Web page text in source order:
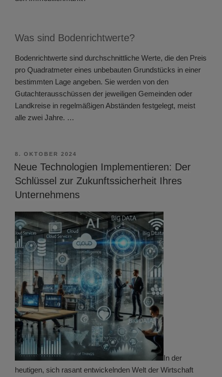
Was sind Bodenrichtwerte?
Bodenrichtwerte sind durchschnittliche Werte, die den Preis
pro Quadratmeter eines unbebauten Grundstücks in einer
bestimmten Lage angeben. Sie werden von den
Gutachterausschüssen der jeweiligen Gemeinden oder
Landkreise in regelmäßigen Abständen festgelegt, meist
alle zwei Jahre. …
VERÖFFENTLICHT
AM
8. OKTOBER 2024
Neue Technologien Implementieren: Der
Schlüssel zur Zukunftssicherheit Ihres
Unternehmens
In der
heutigen, sich rasant entwickelnden Welt der Wirtschaft